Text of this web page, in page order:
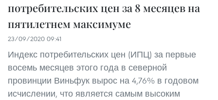
потребительских цен за 8 месяцев на
пятилетнем максимуме
23/09/2020 09:41
Индекс потребительских цен (ИПЦ) за первые
восемь месяцев этого года в северной
провинции Виньфук вырос на 4,76% в годовом
исчислении, что является самым высоким